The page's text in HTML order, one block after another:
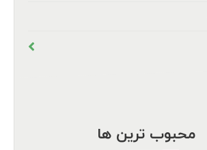
محبوب ترین ها